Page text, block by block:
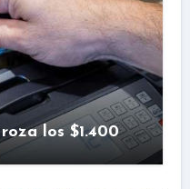
los $1.400